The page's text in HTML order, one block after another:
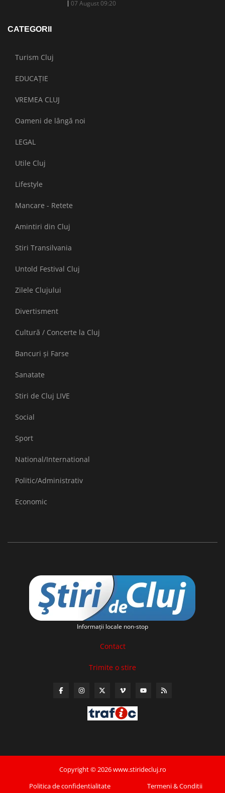
07 August 09:20
CATEGORII
Turism Cluj
EDUCAȚIE
VREMEA CLUJ
Oameni de lângă noi
LEGAL
Utile Cluj
Lifestyle
Mancare - Retete
Amintiri din Cluj
Stiri Transilvania
Untold Festival Cluj
Zilele Clujului
Divertisment
Cultură / Concerte la Cluj
Bancuri și Farse
Sanatate
Stiri de Cluj LIVE
Social
Sport
National/International
Politic/Administrativ
Economic
Informaţii locale non-stop
Contact
Trimite o stire
Copyright © 2026 www.stiridecluj.ro
Politica de confidentialitate
Termeni & Conditii